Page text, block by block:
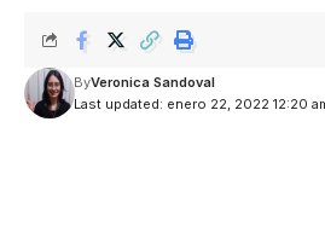
Last updated: enero 22, 2022 12:20
ByVeronica Sandoval